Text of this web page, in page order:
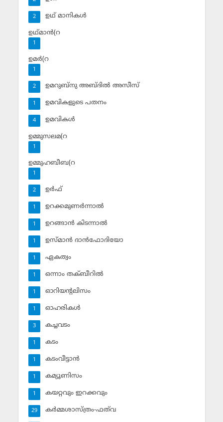
ഉഥ് മാനികള്‍
2
ഉഥ്മാന്‍(റ
1
ഉമര്‍(റ
1
ഉമറുബ്‌നു അബ്ദില്‍ അസീസ്‌
2
ഉമവികളുടെ പതനം
1
ഉമവികള്‍
4
ഉമ്മുസലമ(റ
1
ഉമ്മുഹബീബ(റ
1
ഉര്‍ഫ്
2
ഉറക്കമുണര്‍ന്നാല്‍
1
ഉറങ്ങാന്‍ കിടന്നാല്‍
1
ഉസ്മാന്‍ ദാന്‍ഫോദിയോ
1
ഏകത്വം
1
ഒന്നാം തക്ബീറില്‍
1
ഓറിയന്റലിസം
1
ഓഹരികള്‍
1
കച്ചവടം
3
കടം
1
കടംവീട്ടാന്‍
1
കമ്യൂണിസം
1
കയറ്റവും ഇറക്കവും
1
കര്‍മ്മശാസ്ത്രം-ഫത്‌വ
29